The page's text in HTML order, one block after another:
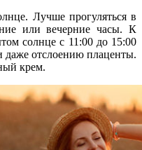
Лучше прогуляться в
или вечерние часы. К
солнце с 11:00 до 15:00
даже отслоению плаценты.
крем.